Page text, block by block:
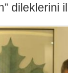
dileklerini